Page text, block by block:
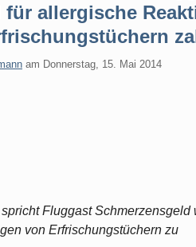
für allergische
am Donnerstag, 15. Mai 2014
Fluggast Schmerzensgeld
von Erfrischungstüchern zu